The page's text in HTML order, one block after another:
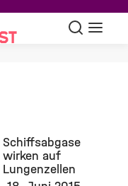
Suche
Schiffsabgase
wirken auf
Lungenzellen